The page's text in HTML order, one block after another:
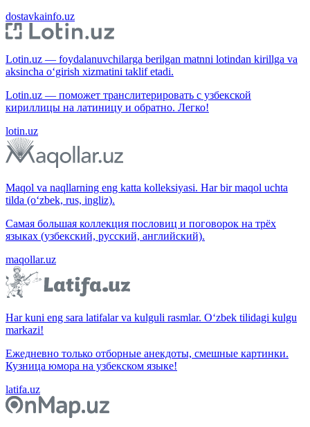
dostavkainfo.uz
Lotin.uz — foydalanuvchilarga berilgan matnni lotindan kirillga va
aksincha o‘girish xizmatini taklif etadi.
Lotin.uz — поможет транслитерировать с узбекской
кириллицы на латиницу и обратно. Легко!
lotin.uz
Maqol va naqllarning eng katta kolleksiyasi. Har bir maqol uchta
tilda (o‘zbek, rus, ingliz).
Самая большая коллекция пословиц и поговорок на трёх
языках (узбекский, русский, английский).
maqollar.uz
Har kuni eng sara latifalar va kulguli rasmlar. O‘zbek tilidagi kulgu
markazi!
Ежедневно только отборные анекдоты, смешные картинки.
Кузница юмора на узбекском языке!
latifa.uz